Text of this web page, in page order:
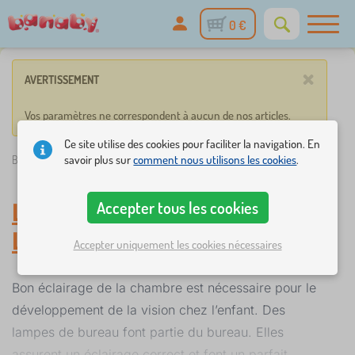
0 €
×
AVERTISSEMENT
Vos paramètres ne correspondent à aucun de nos articles.
Banaby.fr »Luminaire enfant/Lampes de bureau
Lampes de bureau-
Luminaire enfant
Bon éclairage de la chambre est nécessaire pour le
développement de la vision chez l’enfant. Des
lampes de bureau font partie du bureau. Elles
Ce site utilise des cookies pour faciliter la navigation. En
savoir plus surcomment nous utilisons les cookies.
Accepter tous les cookies
Accepter uniquement les cookies nécessaires